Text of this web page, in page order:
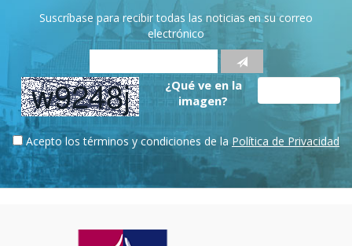
Suscríbase para recibir todas las noticias en su correo
electrónico
¿Qué ve en la
imagen?
Acepto los términos y condiciones de la Política de Privacidad